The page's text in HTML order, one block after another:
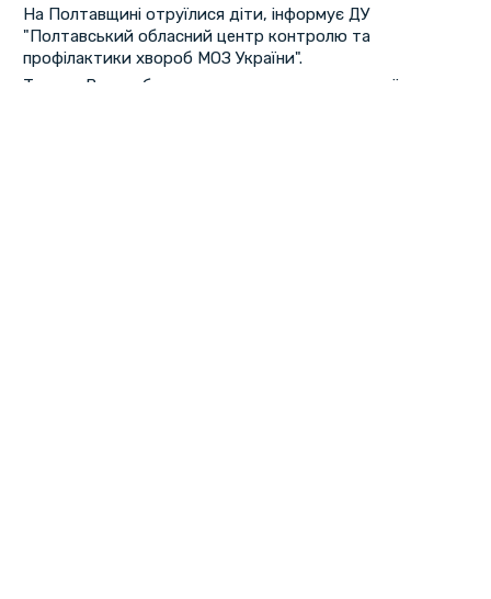
На Полтавщині отруїлися діти, інформує ДУ
"Полтавський обласний центр контролю та
профілактики хвороб МОЗ України".
Так, до Великобагачанського центру первинної